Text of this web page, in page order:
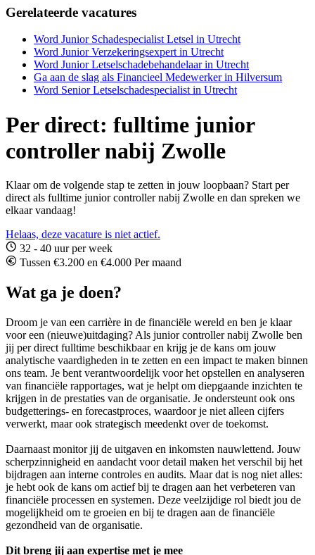
Gerelateerde vacatures
Word Junior Schadespecialist Letsel in Utrecht
Word Junior Verzekeringsexpert in Utrecht
Word Junior Letselschadebehandelaar in Utrecht
Ga aan de slag als Financieel Medewerker in Hilversum
Word Senior Letselschadespecialist in Utrecht
Per direct: fulltime junior
controller nabij Zwolle
Klaar om de volgende stap te zetten in jouw loopbaan? Start per
direct als fulltime junior controller nabij Zwolle en dan spreken we
elkaar vandaag!
Helaas, deze vacature is niet actief.
32 - 40 uur per week
Tussen €3.200 en €4.000 Per maand
Wat ga je doen?
Droom je van een carrière in de financiële wereld en ben je klaar
voor een (nieuwe)uitdaging? Als junior controller nabij Zwolle ben
jij per direct fulltime beschikbaar en krijg je de kans om jouw
analytische vaardigheden in te zetten en een impact te maken binnen
ons team. Je bent verantwoordelijk voor het opstellen en analyseren
van financiële rapportages, wat je helpt om diepgaande inzichten te
krijgen in de prestaties van de organisatie. Je ondersteunt ook ons
budgetterings- en forecastproces, waardoor je niet alleen cijfers
verwerkt, maar ook strategisch meedenkt over de toekomst.
Daarnaast monitor jij de uitgaven en inkomsten nauwlettend. Jouw
scherpzinnigheid en aandacht voor detail maken het verschil bij het
bijdragen aan interne controles en audits. Maar dat is nog niet alles:
je hebt ook de kans om actief bij te dragen aan het verbeteren van
financiële processen en systemen. Deze veelzijdige rol biedt jou de
mogelijkheid om te groeien en bij te dragen aan de financiële
gezondheid van de organisatie.
Dit breng jij aan expertise met je mee